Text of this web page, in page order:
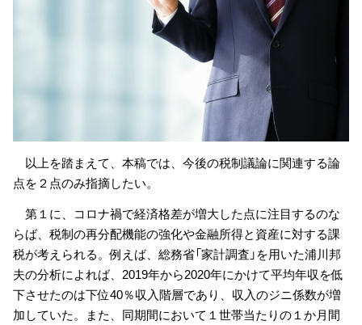
以上を踏まえて、本稿では、今後の税制議論に関連する論
点を２点のみ指摘したい。
第１に、コロナ禍で経済格差が増大した点に注目するのな
らば、税制の再分配機能の強化や金融所得と資産に対する課
税が考えられる。例えば、総務省「家計調査」を用いた浦川邦
夫の分析によれば、2019年から2020年にかけて平均年収を低
下させたのは下位40％収入階層であり、収入のジニ係数が増
加していた。また、同期間において１世帯当たりの１か月間